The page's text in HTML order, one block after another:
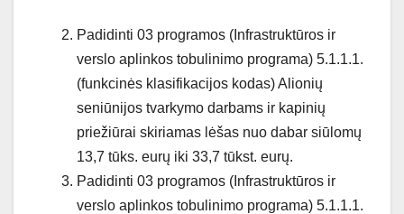
Padidinti 03 programos (Infrastruktūros ir
verslo aplinkos tobulinimo programa) 5.1.1.1.
(funkcinės klasifikacijos kodas) Alionių
seniūnijos tvarkymo darbams ir kapinių
priežiūrai skiriamas lėšas nuo dabar siūlomų
13,7 tūks. eurų iki 33,7 tūkst. eurų.
Padidinti 03 programos (Infrastruktūros ir
verslo aplinkos tobulinimo programa) 5.1.1.1.